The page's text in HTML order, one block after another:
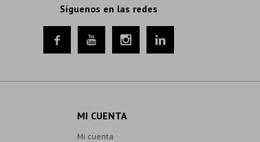
Síguenos en las redes
   
MI CUENTA
Mi cuenta